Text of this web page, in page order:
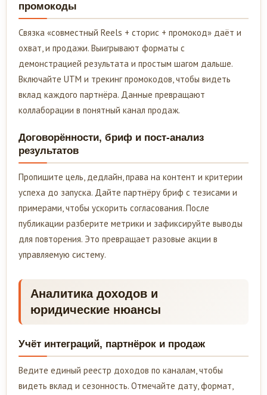
промокоды
Связка «совместный Reels + сторис + промокод» даёт и
охват, и продажи. Выигрывают форматы с
демонстрацией результата и простым шагом дальше.
Включайте UTM и трекинг промокодов, чтобы видеть
вклад каждого партнёра. Данные превращают
коллаборации в понятный канал продаж.
Договорённости, бриф и пост-анализ
результатов
Пропишите цель, дедлайн, права на контент и критерии
успеха до запуска. Дайте партнёру бриф с тезисами и
примерами, чтобы ускорить согласования. После
публикации разберите метрики и зафиксируйте выводы
для повторения. Это превращает разовые акции в
управляемую систему.
Аналитика доходов и
юридические нюансы
Учёт интеграций, партнёрок и продаж
Ведите единый реестр доходов по каналам, чтобы
видеть вклад и сезонность. Отмечайте дату, формат,